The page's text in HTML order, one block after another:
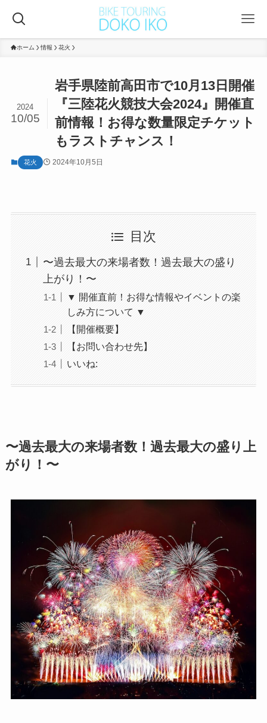
ホーム 情報 花火
岩手県陸前高田市で10月13日開催
『三陸花火競技大会2024』開催直
前情報！お得な数量限定チケット
もラストチャンス！
2024
10/05
花火 2024年10月5日
目次
〜過去最大の来場者数！過去最大の盛り
上がり！〜
▼ 開催直前！お得な情報やイベントの楽
しみ方について ▼
【開催概要】
【お問い合わせ先】
いいね:
〜過去最大の来場者数！過去最大の盛り上
がり！〜